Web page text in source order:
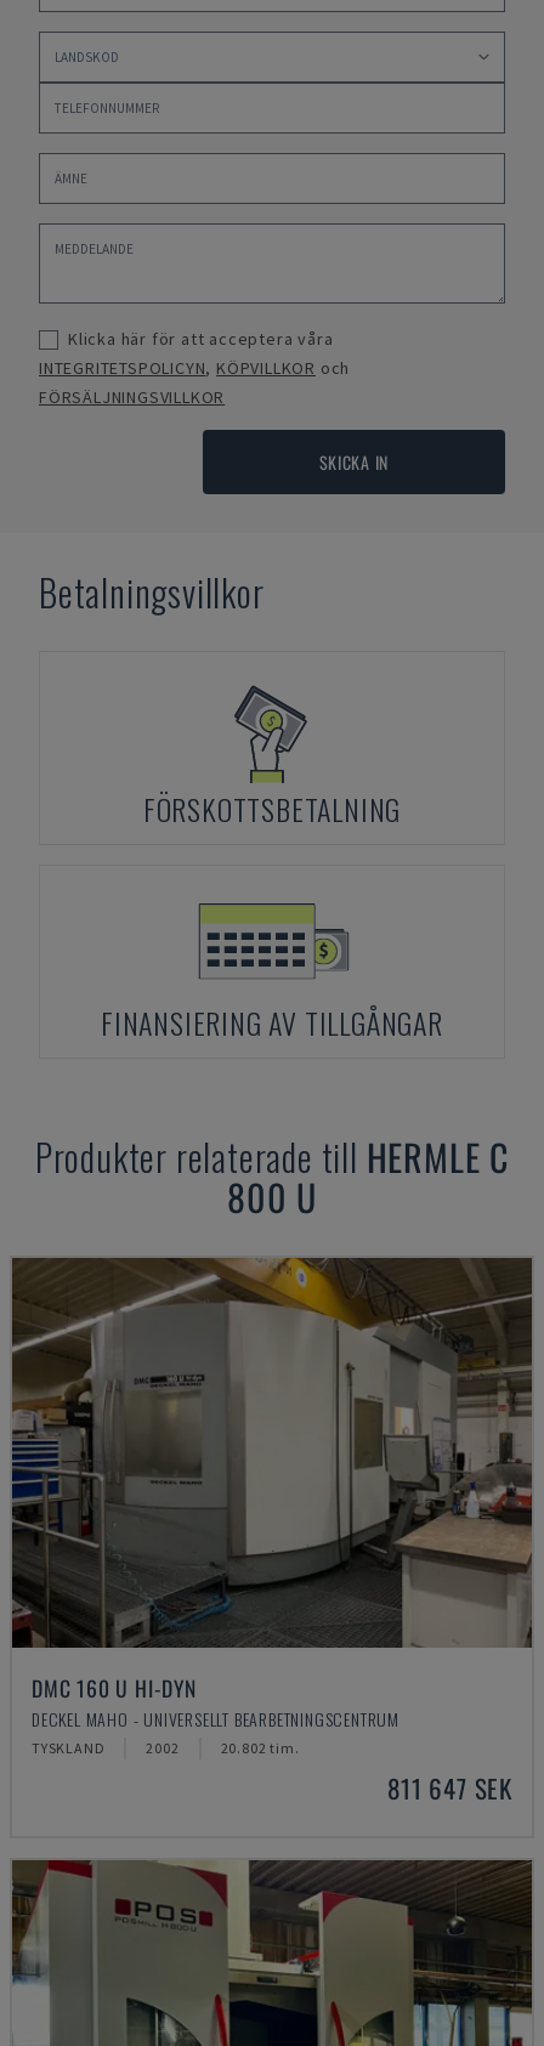
Klicka här för att acceptera våra
INTEGRITETSPOLICYN, KÖPVILLKOR och
FÖRSÄLJNINGSVILLKOR
SKICKA IN
Betalningsvillkor
FÖRSKOTTSBETALNING
FINANSIERING AV TILLGÅNGAR
Produkter relaterade till HERMLE C
800 U
DMC 160 U HI-DYN
DECKEL MAHO - UNIVERSELLT BEARBETNINGSCENTRUM
TYSKLAND 2002 20.802 tim.
811 647 SEK